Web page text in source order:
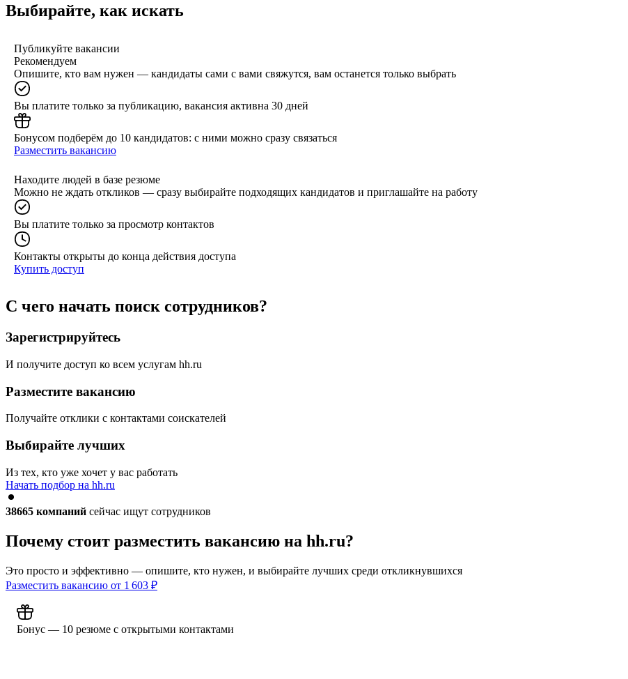
Выбирайте, как искать
Публикуйте вакансии
Рекомендуем
Опишите, кто вам нужен — кандидаты сами с вами свяжутся, вам останется только выбрать
Вы платите только за публикацию, вакансия активна 30 дней
Бонусом подберём до 10 кандидатов: с ними можно сразу связаться
Разместить вакансию
Находите людей в базе резюме
Можно не ждать откликов — сразу выбирайте подходящих кандидатов и приглашайте на работу
Вы платите только за просмотр контактов
Контакты открыты до конца действия доступа
Купить доступ
С чего начать поиск сотрудников?
Зарегистрируйтесь
И получите доступ ко всем услугам hh.ru
Разместите вакансию
Получайте отклики с контактами соискателей
Выбирайте лучших
Из тех, кто уже хочет у вас работать
Начать подбор на hh.ru
38665 компаний сейчас ищут сотрудников
Почему стоит разместить вакансию на hh.ru?
Это просто и эффективно — опишите, кто нужен, и выбирайте лучших среди откликнувшихся
Разместить вакансию от 1 603 ₽
Бонус — 10 резюме с открытыми контактами